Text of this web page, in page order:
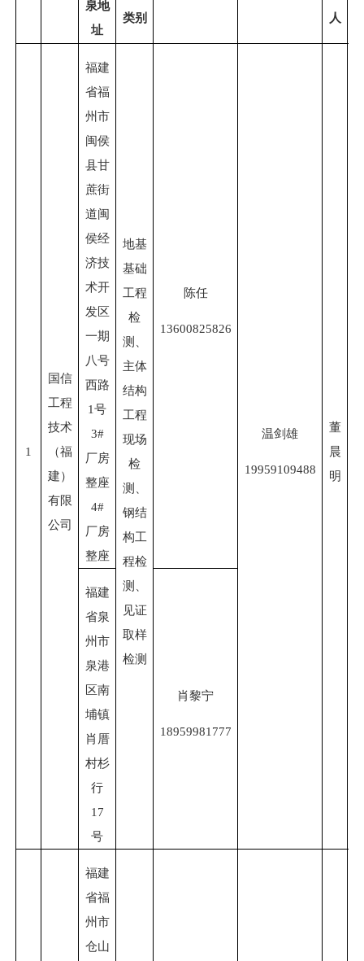
泉地
址
类别
人
1
国信
工程
技术
（福
建）
有限
公司
福建
省福
州市
闽侯
县甘
蔗街
道闽
侯经
济技
术开
发区
一期
八号
西路
1号
3#
厂房
整座
4#
厂房
整座
地基
基础
工程
检
测、
主体
结构
工程
现场
检
测、
钢结
构工
程检
测、
见证
取样
检测
陈任
13600825826
温剑雄
19959109488
董
晨
明
福建
省泉
州市
泉港
区南
埔镇
肖厝
村杉
行
17
号
肖黎宁
18959981777
福建
省福
州市
仓山